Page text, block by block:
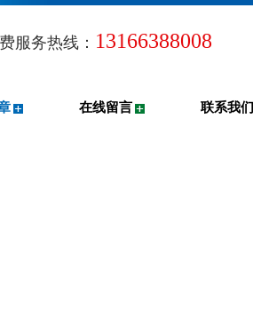
服务热线： 13166388008
在线留言 联系我们